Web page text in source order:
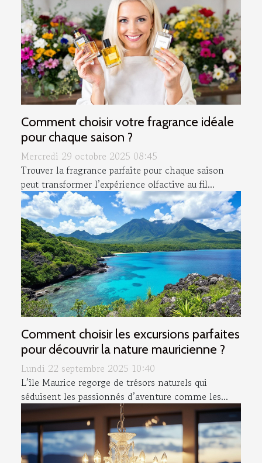
Comment choisir votre fragrance idéale
pour chaque saison ?
Mercredi 29 octobre 2025 08:45
Trouver la fragrance parfaite pour chaque saison
peut transformer l’expérience olfactive au fil...
Comment choisir les excursions parfaites
pour découvrir la nature mauricienne ?
Lundi 22 septembre 2025 10:40
L’île Maurice regorge de trésors naturels qui
séduisent les passionnés d’aventure comme les...